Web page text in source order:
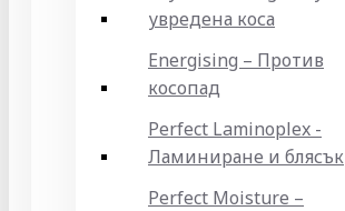
увредена коса
Energising – Против
косопад
Perfect Laminoplex -
Ламиниране и блясък
Perfect Moisture –